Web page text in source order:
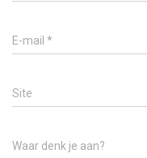
E-mail *
Site
Waar denk je aan?